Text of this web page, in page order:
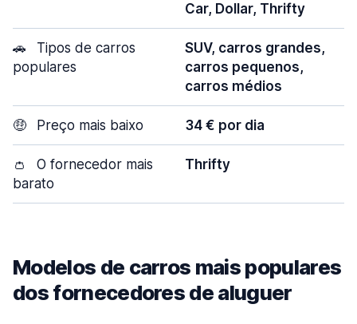
Car, Dollar, Thrifty
🚗
Tipos de carros
populares
SUV, carros grandes,
carros pequenos,
carros médios
🤑 Preço mais baixo 34 € por dia
👛
O fornecedor mais
barato
Thrifty
Modelos de carros mais populares
dos fornecedores de aluguer